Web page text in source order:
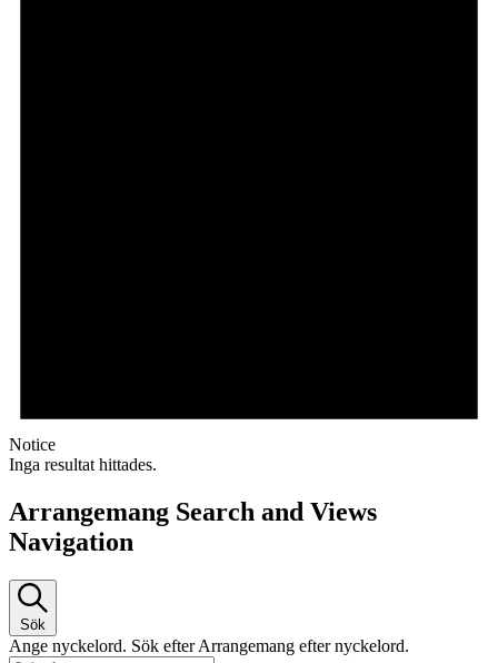
Notice
Inga resultat hittades.
Arrangemang Search and Views
Navigation
Sök
Ange nyckelord. Sök efter Arrangemang efter nyckelord.